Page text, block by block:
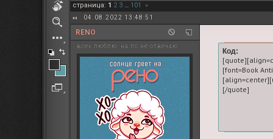
страница: 1 2 3 … 101 »
04.08.2022 13:48:51
RENO
всех люблю. на лс не отвечаю
Код:
[font=Book